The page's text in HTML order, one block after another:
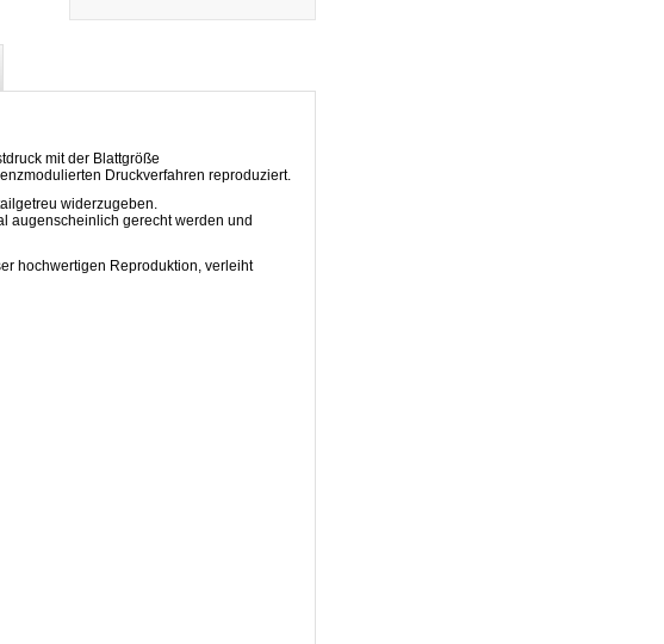
mit der Blattgröße
Druckverfahren reproduziert.
widerzugeben.
augenscheinlich gerecht werden und
hochwertigen Reproduktion, verleiht